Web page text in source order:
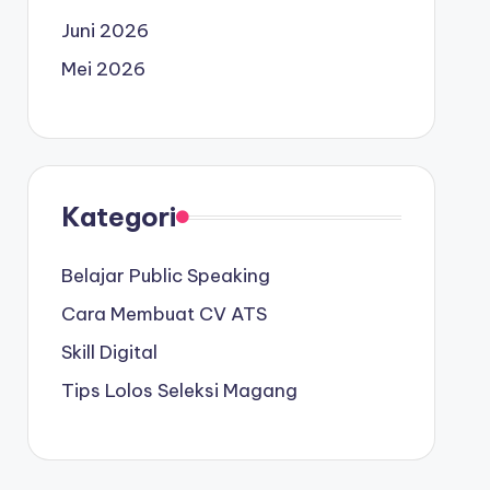
Juni 2026
Mei 2026
Kategori
Belajar Public Speaking
Cara Membuat CV ATS
Skill Digital
Tips Lolos Seleksi Magang